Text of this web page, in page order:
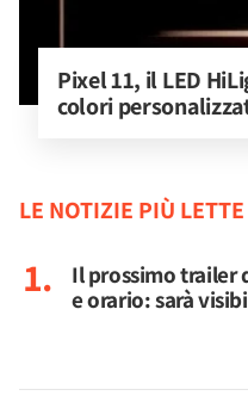
Pixel 11, il LED
colori
LE NOTIZIE PIÙ LETTE
Il prossimo trailer
e orario: sarà